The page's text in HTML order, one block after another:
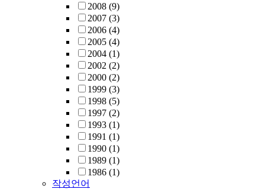
2008 (9)
2007 (3)
2006 (4)
2005 (4)
2004 (1)
2002 (2)
2000 (2)
1999 (3)
1998 (5)
1997 (2)
1993 (1)
1991 (1)
1990 (1)
1989 (1)
1986 (1)
작성언어